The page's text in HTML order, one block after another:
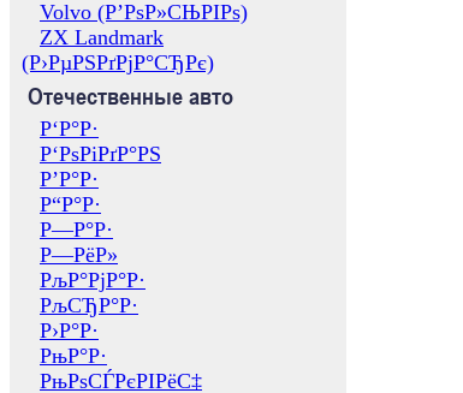
Volvo (Р’РѕР»СЊРІРѕ)
ZX Landmark
(Р›РµРЅРґРјР°СЂРє)
Отечественные авто
Р‘Р°Р·
Р‘РѕРіРґР°РЅ
Р’Р°Р·
Р“Р°Р·
Р—Р°Р·
Р—РёР»
РљР°РјР°Р·
РљСЂР°Р·
Р›Р°Р·
РњР°Р·
РњРѕСЃРєРІРёС‡